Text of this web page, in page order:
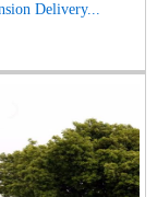
Delivery...